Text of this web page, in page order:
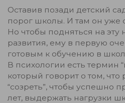
Оставив позади детский
порог школы. И там он уже
Но чтобы подняться на эту
развития, ему в первую
готовым к обучению в
В психологии есть термин
который говорит о том,
“созреть”, чтобы успешно
лет, выдержать нагрузки